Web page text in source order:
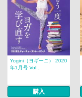
Yogini（ヨギーニ） 2020
年1月号 Vol...
購入